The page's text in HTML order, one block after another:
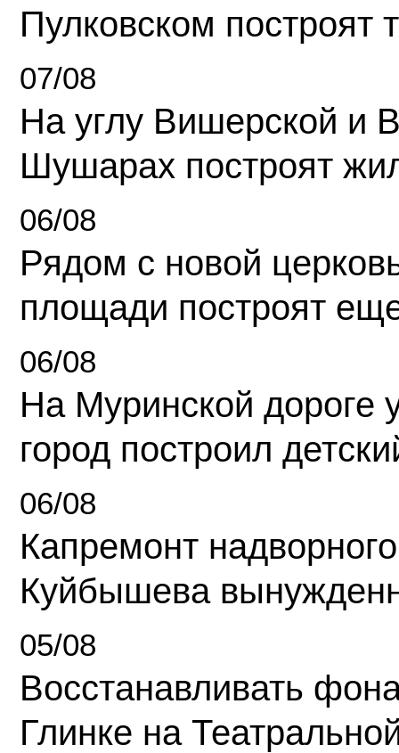
Пулковском построят
07/08
На углу Вишерской и
Шушарах построят
06/08
Рядом с новой
площади построят
06/08
На Муринской дороге
город построил
06/08
Капремонт
Куйбышева
05/08
Восстанавливать
Глинке на